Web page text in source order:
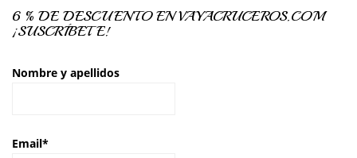
6 % DE DESCUENTO EN VAYACRUCEROS.COM
¡SUSCRÍBETE!
Nombre y apellidos
Email*